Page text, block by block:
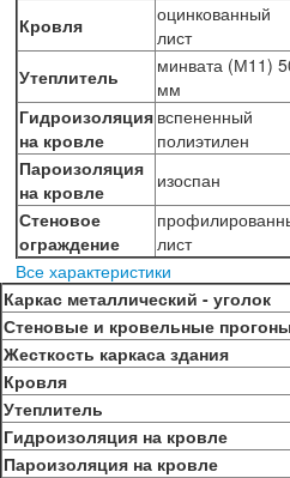
Кровля
оцинкованный
лист
Утеплитель
минвата (М11)
мм
Гидроизоляция
на кровле
вспененный
полиэтилен
Пароизоляция
на кровле
изоспан
Стеновое
ограждение
лист
Все характеристики
Каркас металлический - уголок
Стеновые и кровельные прогоны
Жесткость каркаса здания
Кровля
Утеплитель
Гидроизоляция на кровле
Пароизоляция на кровле